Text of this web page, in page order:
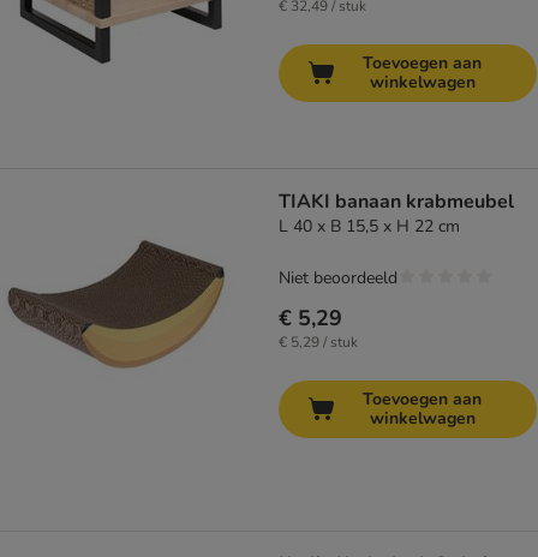
€ 32,49 / stuk
Toevoegen aan
winkelwagen
TIAKI banaan krabmeubel
L 40 x B 15,5 x H 22 cm
€ 5,29
€ 5,29 / stuk
Niet beoordeeld
Toevoegen aan
winkelwagen